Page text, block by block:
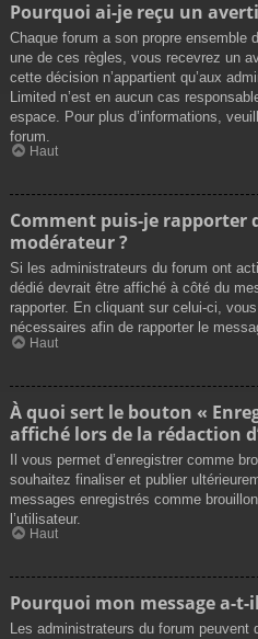
Pourquoi ai-je reçu un
Chaque forum a son propre ensemble
une de ces règles, vous recevrez un
cette décision n’appartient qu’aux
Limited n’est en aucun cas
espace. Pour plus d’informations,
forum.
Haut
Comment puis-je rapporter
modérateur ?
Si les administrateurs du forum ont
dédié devrait être affiché à côté du
rapporter. En cliquant sur celui-ci,
nécessaires afin de rapporter le
Haut
À quoi sert le bouton «
affiché lors de la rédaction
Il vous permet d’enregistrer comme
souhaitez finaliser et publier
messages enregistrés comme
l’utilisateur.
Haut
Pourquoi mon message a-t-
Les administrateurs du forum peuvent